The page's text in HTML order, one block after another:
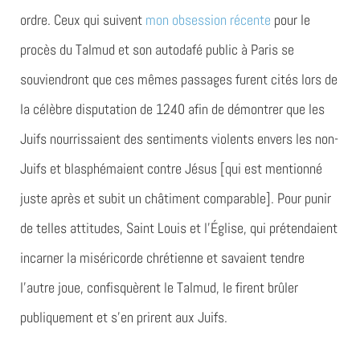
ordre. Ceux qui suivent mon obsession récente pour le
procès du Talmud et son autodafé public à Paris se
souviendront que ces mêmes passages furent cités lors de
la célèbre disputation de 1240 afin de démontrer que les
Juifs nourrissaient des sentiments violents envers les non-
Juifs et blasphémaient contre Jésus [qui est mentionné
juste après et subit un châtiment comparable]. Pour punir
de telles attitudes, Saint Louis et l’Église, qui prétendaient
incarner la miséricorde chrétienne et savaient tendre
l’autre joue, confisquèrent le Talmud, le firent brûler
publiquement et s’en prirent aux Juifs.